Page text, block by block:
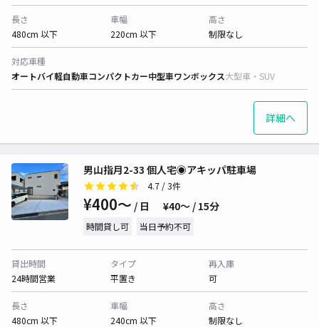
長さ
480cm 以下
車幅
220cm 以下
高さ
制限なし
対応車種
オートバイ軽自動車コンパクトカー中型車ワンボックス大型車・SUV
詳細へ
男山指月2-33 個人宅◉アキッパ駐車場
4.7 / 3件
¥400〜 / 日 ¥40〜 / 15分
時間貸し可 当日予約不可
貸出時間
24時間営業
タイプ
平置き
再入庫
可
長さ
480cm 以下
車幅
240cm 以下
高さ
制限なし